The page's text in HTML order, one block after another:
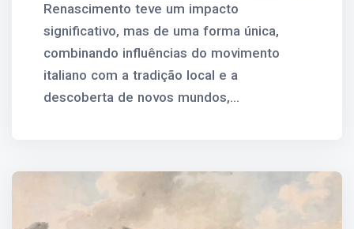
Renascimento teve um impacto
significativo, mas de uma forma única,
combinando influências do movimento
italiano com a tradição local e a
descoberta de novos mundos,...